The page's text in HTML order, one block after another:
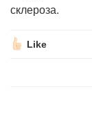
склероза.
Like